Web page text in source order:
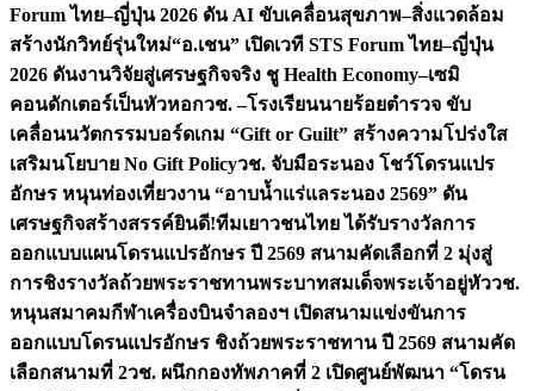
Forum ไทย–ญี่ปุ่น 2026 ดัน AI ขับเคลื่อนสุขภาพ–สิ่งแวดล้อม
สร้างนักวิทย์รุ่นใหม่“อ.เชน” เปิดเวที STS Forum ไทย–ญี่ปุ่น
2026 ดันงานวิจัยสู่เศรษฐกิจจริง ชู Health Economy–เซมิ
คอนดักเตอร์เป็นหัวหอกวช. –โรงเรียนนายร้อยตำรวจ ขับ
เคลื่อนนวัตกรรมบอร์ดเกม “Gift or Guilt” สร้างความโปร่งใส
เสริมนโยบาย No Gift Policyวช. จับมือระนอง โชว์โดรนแปร
อักษร หนุนท่องเที่ยวงาน “อาบน้ำแร่แลระนอง 2569” ดัน
เศรษฐกิจสร้างสรรค์ยินดี!ทีมเยาวชนไทย ได้รับรางวัลการ
ออกแบบแผนโดรนแปรอักษร ปี 2569 สนามคัดเลือกที่ 2 มุ่งสู่
การชิงรางวัลถ้วยพระราชทานพระบาทสมเด็จพระเจ้าอยู่หัววช.
หนุนสมาคมกีฬาเครื่องบินจำลองฯ เปิดสนามแข่งขันการ
ออกแบบโดรนแปรอักษร ชิงถ้วยพระราชทาน ปี 2569 สนามคัด
เลือกสนามที่ 2วช. ผนึกกองทัพภาคที่ 2 เปิดศูนย์พัฒนา “โดรน